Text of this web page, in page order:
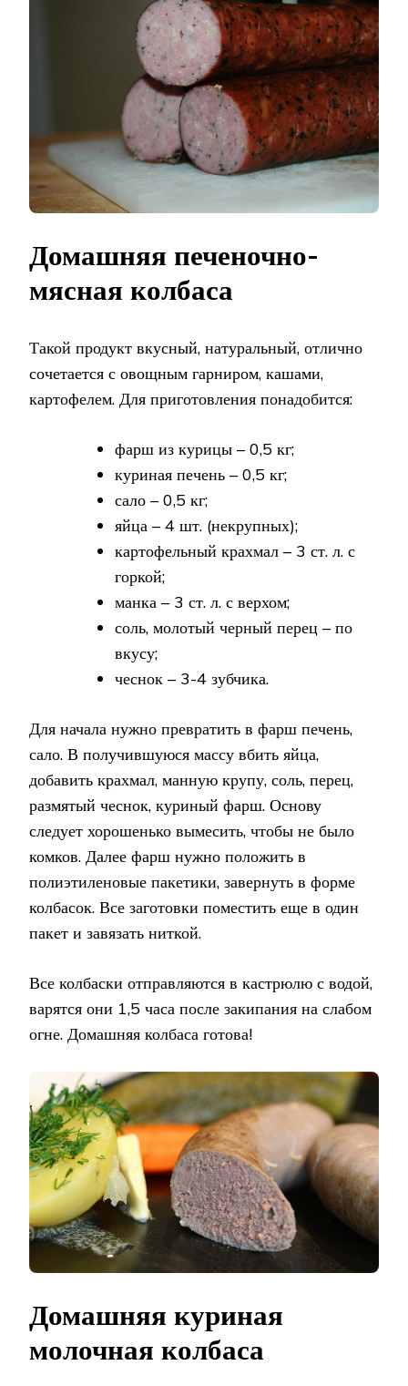
Домашняя печеночно-
мясная колбаса
Такой продукт вкусный, натуральный, отлично
сочетается с овощным гарниром, кашами,
картофелем. Для приготовления понадобится:
фарш из курицы – 0,5 кг;
куриная печень – 0,5 кг;
сало – 0,5 кг;
яйца – 4 шт. (некрупных);
картофельный крахмал – 3 ст. л. с
горкой;
манка – 3 ст. л. с верхом;
соль, молотый черный перец – по
вкусу;
чеснок – 3-4 зубчика.
Для начала нужно превратить в фарш печень,
сало. В получившуюся массу вбить яйца,
добавить крахмал, манную крупу, соль, перец,
размятый чеснок, куриный фарш. Основу
следует хорошенько вымесить, чтобы не было
комков. Далее фарш нужно положить в
полиэтиленовые пакетики, завернуть в форме
колбасок. Все заготовки поместить еще в один
пакет и завязать ниткой.
Все колбаски отправляются в кастрюлю с водой,
варятся они 1,5 часа после закипания на слабом
огне. Домашняя колбаса готова!
Домашняя куриная
молочная колбаса